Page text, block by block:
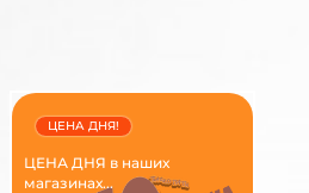
ЦЕНА ДНЯ в наших
магазинах...
ЦЕНА ДНЯ!